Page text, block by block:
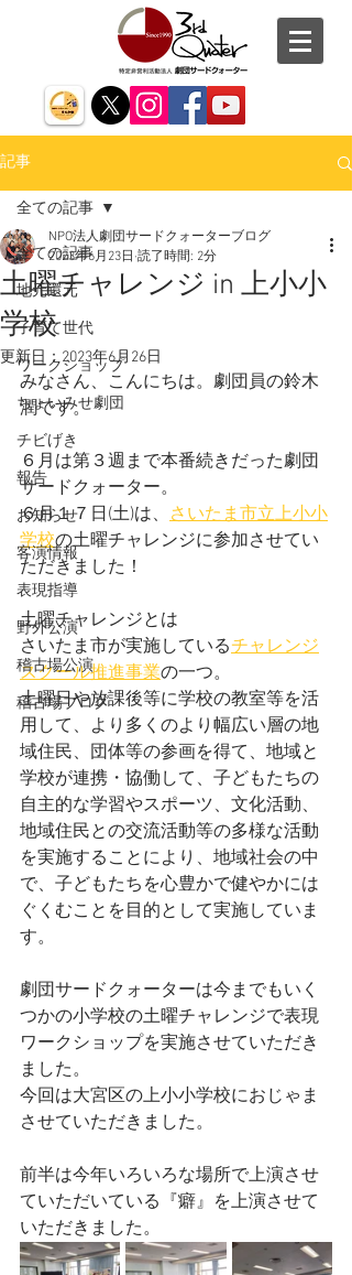
記事
全ての記事
地元還元
子育て世代
ワークショップ
ちょいみせ劇団
チビげき
報告
お知らせ
客演情報
表現指導
野外公演
稽古場公演
稽古場ブログ
全ての記事
土曜チャレンジ in 上小小
学校
NPO法人劇団サードクォーターブログ
2023年6月23日 読了時間: 2分
更新日：2023年6月26日
みなさん、こんにちは。劇団員の鈴木
潤です。
６月は第３週まで本番続きだった劇団
サードクォーター。
６月１７日(土)は、 さいたま市立上小小
学校の土曜チャレンジに参加させてい
ただきました！
土曜チャレンジとは
さいたま市が実施しているチャレンジ
スクール推進事業の一つ。
土曜日や放課後等に学校の教室等を活
用して、より多くのより幅広い層の地
域住民、団体等の参画を得て、地域と
学校が連携・協働して、子どもたちの
自主的な学習やスポーツ、文化活動、
地域住民との交流活動等の多様な活動
を実施することにより、地域社会の中
で、子どもたちを心豊かで健やかには
ぐくむことを目的として実施していま
す。
劇団サードクォーターは今までもいく
つかの小学校の土曜チャレンジで表現
ワークショップを実施させていただき
ました。
今回は大宮区の上小小学校におじゃま
させていただきました。
前半は今年いろいろな場所で上演させ
ていただいている『癖』を上演させて
いただきました。